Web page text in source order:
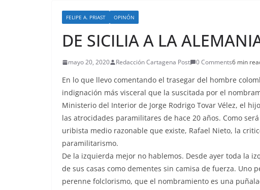
FELIPE A. PRIAST OPINÓN
DE SICILIA A LA
mayo 20, 2020 Redacción Cartagena Post 0 Comments6 min
En lo que llevo comentando el trasegar del hombre
indignación más visceral que la suscitada por el
Ministerio del Interior de Jorge Rodrigo Tovar Vélez, el
las atrocidades paramilitares de hace 20 años. Como
uribista medio razonable que existe, Rafael Nieto, la
paramilitarismo.
De la izquierda mejor no hablemos. Desde ayer toda la
de sus casas como dementes sin camisa de fuerza. Uno
perenne folclorismo, que el nombramiento es una